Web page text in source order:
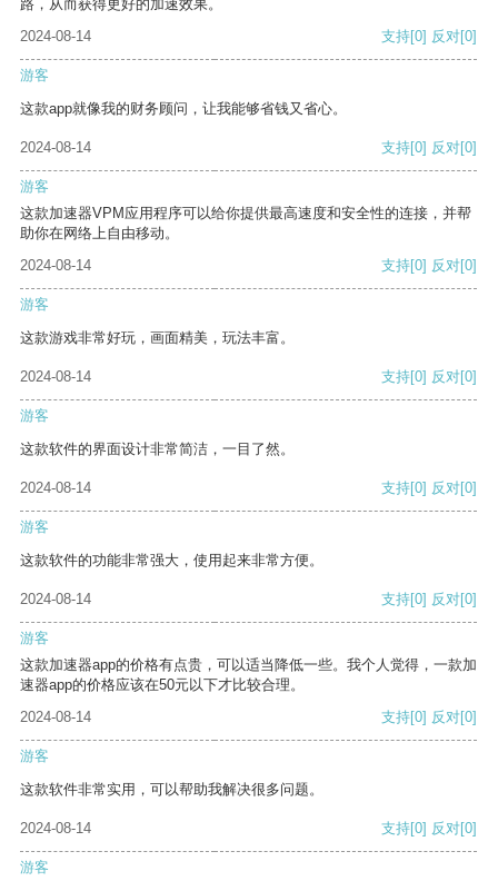
路，从而获得更好的加速效果。
2024-08-14
支持[0] 反对[0]
游客
这款app就像我的财务顾问，让我能够省钱又省心。
2024-08-14 支持[0] 反对[0]
游客
这款加速器VPM应用程序可以给你提供最高速度和安全性的连接，并帮
助你在网络上自由移动。
2024-08-14
支持[0] 反对[0]
游客
这款游戏非常好玩，画面精美，玩法丰富。
2024-08-14 支持[0] 反对[0]
游客
这款软件的界面设计非常简洁，一目了然。
2024-08-14 支持[0] 反对[0]
游客
这款软件的功能非常强大，使用起来非常方便。
2024-08-14 支持[0] 反对[0]
游客
这款加速器app的价格有点贵，可以适当降低一些。我个人觉得，一款加
速器app的价格应该在50元以下才比较合理。
2024-08-14
支持[0] 反对[0]
游客
这款软件非常实用，可以帮助我解决很多问题。
2024-08-14 支持[0] 反对[0]
游客